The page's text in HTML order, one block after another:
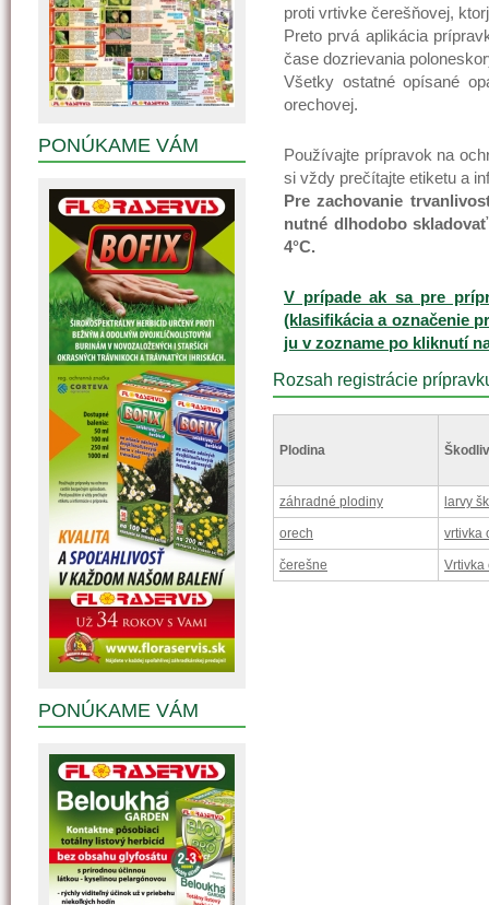
proti vrtivke čerešňovej,
Preto prvá aplikácia
čase dozrievania
Všetky ostatné opísané
orechovej.
Používajte prípravok na
si vždy prečítajte etiketu a
Pre zachovanie
nutné dlhodobo
4°C.
V prípade ak sa pre
(klasifikácia a označenie
ju v zozname po kliknutí
Rozsah registrácie
Plodina
záhradné plodiny larvy
orech vrtivka
čerešne Vrtivka
PONÚKAME VÁM
PONÚKAME VÁM